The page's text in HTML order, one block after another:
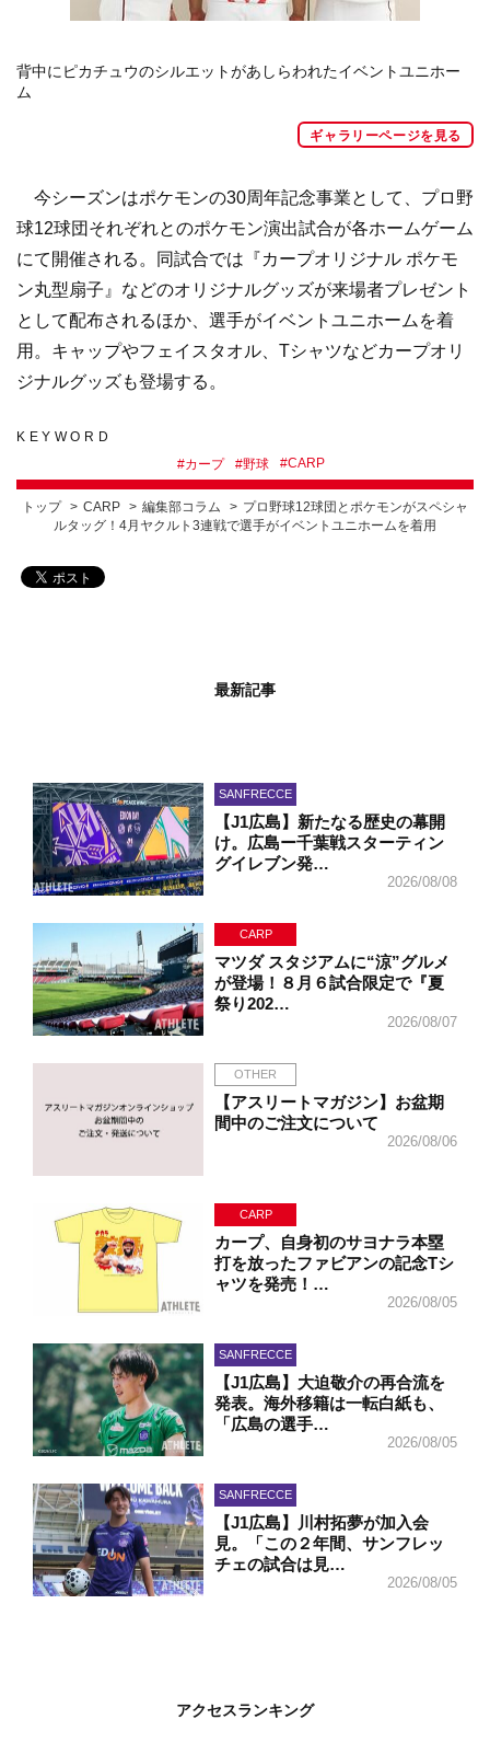
背中にピカチュウのシルエットがあしらわれたイベントユニホー
ム
ギャラリーページを見る
今シーズンはポケモンの30周年記念事業として、プロ野
球12球団それぞれとのポケモン演出試合が各ホームゲーム
にて開催される。同試合では『カープオリジナル ポケモ
ン丸型扇子』などのオリジナルグッズが来場者プレゼント
として配布されるほか、選手がイベントユニホームを着
用。キャップやフェイスタオル、Tシャツなどカープオリ
ジナルグッズも登場する。
KEYWORD
#カープ #野球 #CARP
トップ CARP 編集部コラム
プロ野球12球団とポケモンがスペシャ
ルタッグ！4月ヤクルト3連戦で選手がイベントユニホームを着用
最新記事
SANFRECCE
【J1広島】新たなる歴史の幕開
け。広島ー千葉戦スターティン
グイレブン発…
2026/08/08
CARP
マツダ スタジアムに“涼”グルメ
が登場！８月６試合限定で『夏
祭り202…
2026/08/07
OTHER
【アスリートマガジン】お盆期
間中のご注文について
2026/08/06
CARP
カープ、自身初のサヨナラ本塁
打を放ったファビアンの記念Tシ
ャツを発売！…
2026/08/05
SANFRECCE
【J1広島】大迫敬介の再合流を
発表。海外移籍は一転白紙も、
「広島の選手…
2026/08/05
SANFRECCE
【J1広島】川村拓夢が加入会
見。「この２年間、サンフレッ
チェの試合は見…
2026/08/05
アクセスランキング